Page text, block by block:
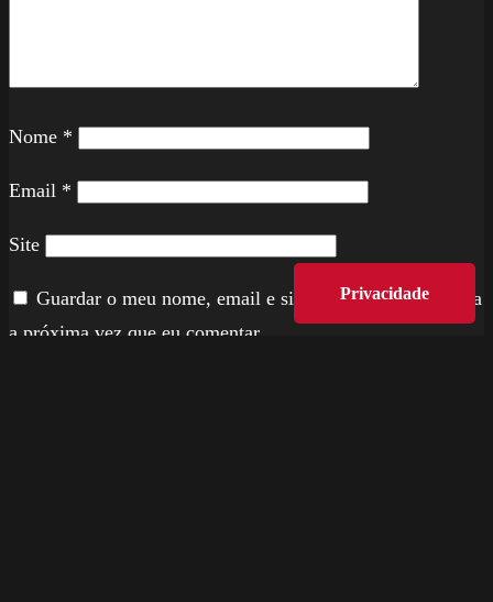
Nome *
Email *
Site
Guardar o meu nome, email e site neste navegador para
a próxima vez que eu comentar.
Privacidade